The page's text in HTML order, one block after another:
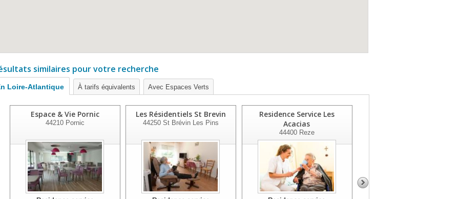
similaires pour votre recherche
Loire-Atlantique À tarifs équivalents Avec Espaces Verts
Espace & Vie Pornic
44210Pornic
Les Résidentiels St Brevin
44250St Brévin Les Pins
Residence Service Les
Acacias
44400Reze